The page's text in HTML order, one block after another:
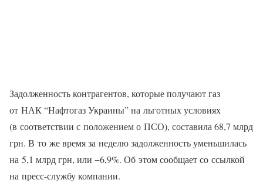
Задолженность контрагентов, которые получают газ
от НАК “Нафтогаз Украины” на льготных условиях
(в соответствии с положением о ПСО), составила 68,7 млрд
грн. В то же время за неделю задолженность уменьшилась
на 5,1 млрд грн, или −6,9%. Об этом сообщает со ссылкой
на пресс-службу компании.